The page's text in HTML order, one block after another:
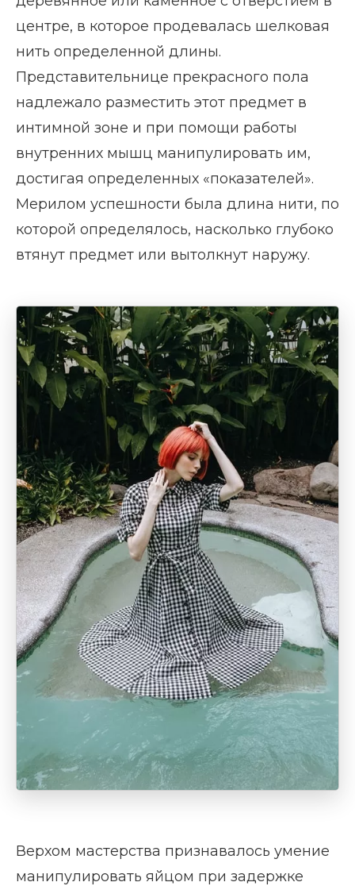
центре, в которое продевалась шелковая
нить определенной длины.
Представительнице прекрасного пола
надлежало разместить этот предмет в
интимной зоне и при помощи работы
внутренних мышц манипулировать им,
достигая определенных «показателей».
Мерилом успешности была длина нити, по
которой определялось, насколько глубоко
втянут предмет или вытолкнут наружу.
Верхом мастерства признавалось умение
манипулировать яйцом при задержке